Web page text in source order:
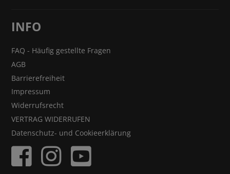
INFO
FAQ - Häufig gestellte Fragen
AGB
Barrierefreiheit
Impressum
Widerrufsrecht
VERTRAG WIDERRUFEN
Datenschutz- und Cookieerklärung